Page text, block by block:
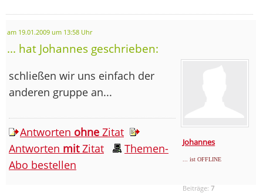
am 19.01.2009 um 13:58 Uhr
... hat Johannes geschrieben:
Johannes
... ist OFFLINE
Beiträge:7
schließen wir uns einfach der
anderen gruppe an...
Antworten ohne Zitat
Antworten mitZitat
Themen-
Abo bestellen